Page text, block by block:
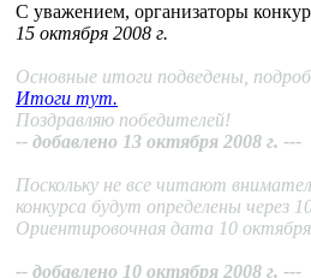
С уважением, организаторы
15 октября 2008 г.
Основные итоги подведены,
Итоги тут.
Поздравляю победителей!
-- добавлено 13 октября 2008 г. ---
Поскольку не все читают
конкурса будут определены через
Ориентировочная дата 10
-- добавлено 10 октября 2008 г. ---